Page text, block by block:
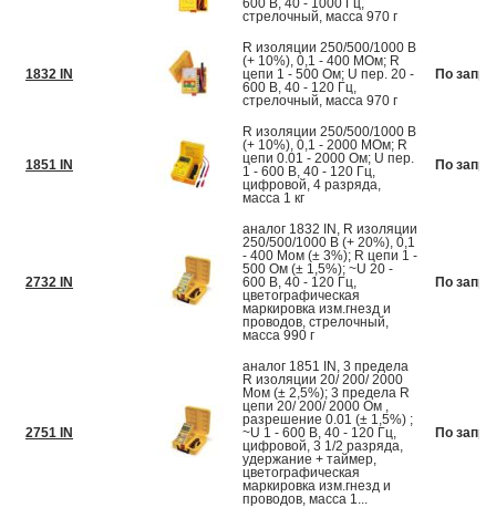
600 В, 40 - 1000 Гц,
стрелочный, масса 970 г
1832 IN
R изоляции 250/500/1000 В
(+ 10%), 0,1 - 400 МОм; R
цепи 1 - 500 Ом; U пер. 20 -
600 В, 40 - 120 Гц,
стрелочный, масса 970 г
По
1851 IN
R изоляции 250/500/1000 В
(+ 10%), 0,1 - 2000 МОм; R
цепи 0.01 - 2000 Ом; U пер.
1 - 600 В, 40 - 120 Гц,
цифровой, 4 разряда,
масса 1 кг
По
2732 IN
аналог 1832 IN, R изоляции
250/500/1000 В (+ 20%), 0,1
- 400 Мом (± 3%); R цепи 1 -
500 Ом (± 1,5%); ~U 20 -
600 В, 40 - 120 Гц,
цветографическая
маркировка изм.гнезд и
проводов, стрелочный,
масса 990 г
По
2751 IN
аналог 1851 IN, 3 предела
R изоляции 20/ 200/ 2000
Мом (± 2,5%); 3 предела R
цепи 20/ 200/ 2000 Ом ,
разрешение 0.01 (± 1,5%) ;
~U 1 - 600 В, 40 - 120 Гц,
цифровой, 3 1/2 разряда,
удержание + таймер,
цветографическая
маркировка изм.гнезд и
проводов, масса 1...
По